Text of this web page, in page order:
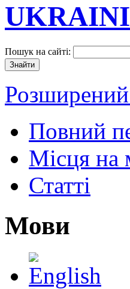
Пошук на сайті:
Повний
Місця на
Статті
Мови